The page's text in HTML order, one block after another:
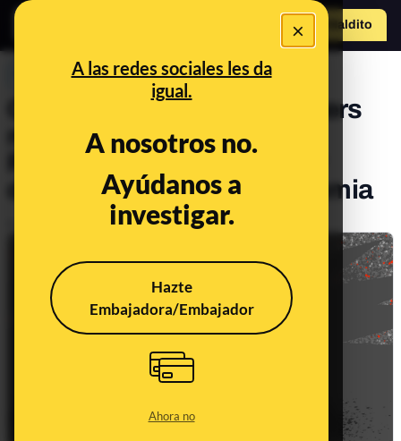
×
A las redes sociales les da
igual.
A nosotros no.
Ayúdanos a
investigar.
Hazte
Embajadora/Embajador
Ahora no
Hazte Maldito
PREBUNKING
Cómo un grupo de YouTubers
mexicanos cercanos al
Presidente López Obrador
desinformó sobre la pandemia
May 17, 2021, 6:02:03 PM